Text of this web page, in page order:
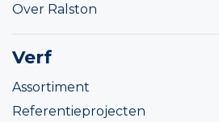
Over Ralston
Verf
Assortiment
Referentieprojecten